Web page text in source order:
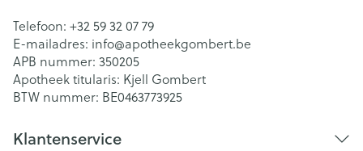
Telefoon: +32 59 32 07 79
E-mailadres: info@apotheekgombert.be
APB nummer: 350205
Apotheek titularis: Kjell Gombert
BTW nummer: BE0463773925
Klantenservice